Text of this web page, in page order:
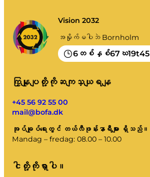
Vision 2032
အမှိုက်မပါဘဲ Bornholm
6 တစ်နှစ်67 ဃ19t45
ကြှနျုပျတို့ကိုဆကျသှယျရနျ
+45 56 92 55 00
mail@bofa.dk
အုပ်ချုပ်ရေးတွင် တယ်လီဖုန်းနာရီများ ရှိသည်။
Mandag – fredag: 08.00 – 10.00
ငါတို့ကိုရှာပါ။